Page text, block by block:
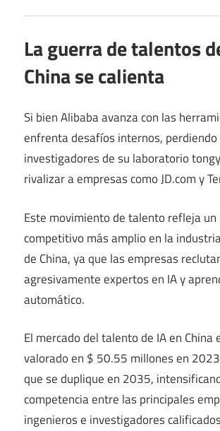
La guerra de talentos
China se calienta
Si bien Alibaba avanza con las
enfrenta desafíos internos,
investigadores de su laboratorio
rivalizar a empresas como JD.com y
Este movimiento de talento refleja
competitivo más amplio en la
de China, ya que las empresas
agresivamente expertos en IA y
automático.
El mercado del talento de IA en China
valorado en $ 50.55 millones en
que se duplique en 2035,
competencia entre las principales
ingenieros e investigadores